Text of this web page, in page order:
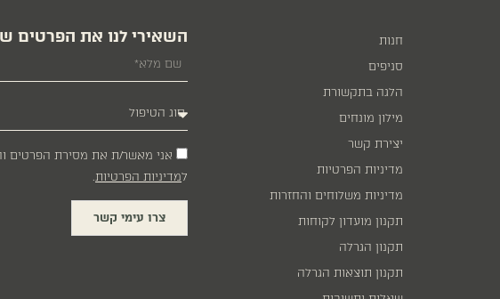
חנות
סניפים
הלגה בתקשורת
מילון מונחים
יצירת קשר
מדיניות הפרטיות
מדיניות משלוחים והחזרות
תקנון מועדון לקוחות
תקנון הגרלה
תקנון תוצאות הגרלה
השאירי לנו את הפרטים
אני מאשר/ת את מסירת הפרטים
למדיניות הפרטיות.
צרו עימי קשר